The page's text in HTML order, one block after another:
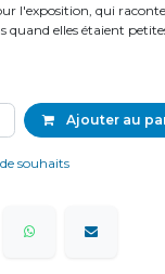
l'exposition, qui
quand elles étaient
Ajouter au
souhaits